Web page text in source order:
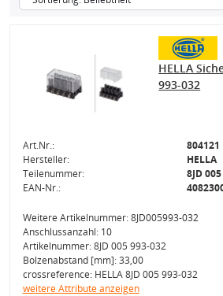
HELLA
993-032
Art.Nr.:
804121
Hersteller:
HELLA
Teilenummer:
8JD
EAN-Nr.:
Weitere Artikelnummer: 8JD005993-032
Anschlussanzahl: 10
Artikelnummer: 8JD 005 993-032
Bolzenabstand [mm]: 33,00
crossreference: HELLA 8JD 005 993-032
weitere Attribute anzeigen